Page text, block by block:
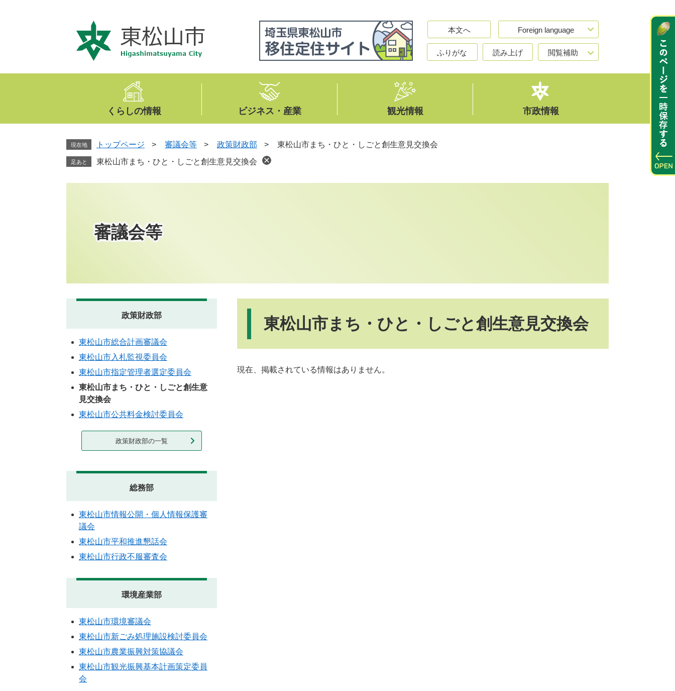
文
本文へ Foreign language
ふりがな 読み上げ 閲覧補助
くらしの情報 ビジネス・産業 観光情報 市政情報
現在地 トップページ > 審議会等 > 政策財政部 > 東松山市まち・ひと・しごと創生意見交換会
足あと 東松山市まち・ひと・しごと創生意見交換会
審議会等
東松山市まち・ひと・しごと創生意見交換会
現在、掲載されている情報はありません。
政策財政部
東松山市総合計画審議会
東松山市入札監視委員会
東松山市指定管理者選定委員会
東松山市まち・ひと・しごと創生意
見交換会
東松山市公共料金検討委員会
政策財政部の一覧
総務部
東松山市情報公開・個人情報保護審
議会
東松山市平和推進懇話会
東松山市行政不服審査会
環境産業部
東松山市環境審議会
東松山市新ごみ処理施設検討委員会
東松山市農業振興対策協議会
東松山市観光振興基本計画策定委員
会